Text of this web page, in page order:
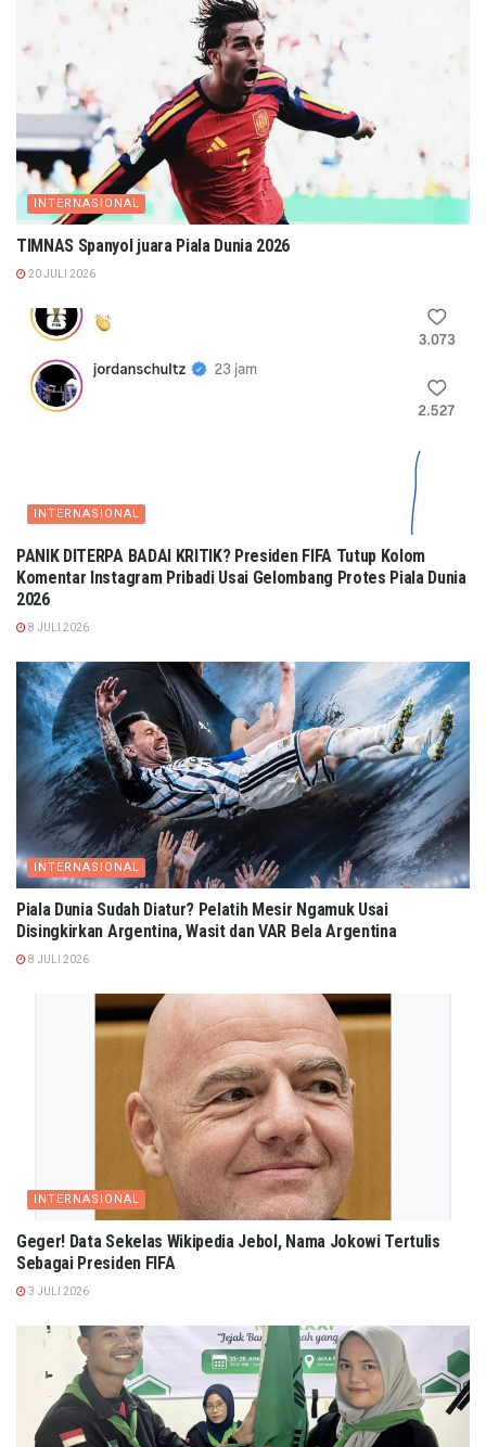
INTERNASIONAL
TIMNAS Spanyol juara Piala Dunia 2026
20 JULI 2026
INTERNASIONAL
PANIK DITERPA BADAI KRITIK? Presiden FIFA Tutup Kolom
Komentar Instagram Pribadi Usai Gelombang Protes Piala Dunia
2026
8 JULI 2026
INTERNASIONAL
Piala Dunia Sudah Diatur? Pelatih Mesir Ngamuk Usai
Disingkirkan Argentina, Wasit dan VAR Bela Argentina
8 JULI 2026
INTERNASIONAL
Geger! Data Sekelas Wikipedia Jebol, Nama Jokowi Tertulis
Sebagai Presiden FIFA
3 JULI 2026